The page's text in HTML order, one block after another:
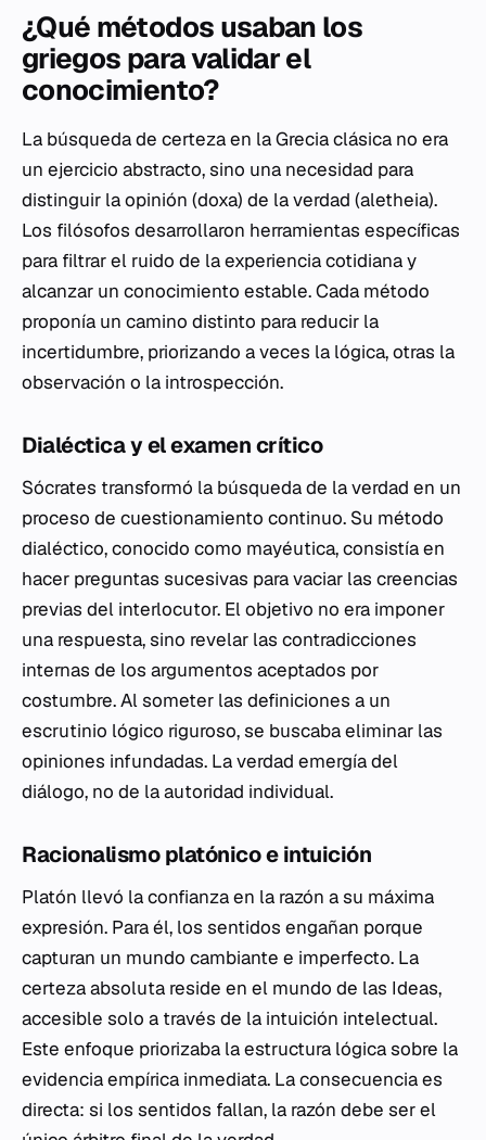
¿Qué métodos usaban los
griegos para validar el
conocimiento?
La búsqueda de certeza en la Grecia clásica no era
un ejercicio abstracto, sino una necesidad para
distinguir la opinión (doxa) de la verdad (aletheia).
Los filósofos desarrollaron herramientas específicas
para filtrar el ruido de la experiencia cotidiana y
alcanzar un conocimiento estable. Cada método
proponía un camino distinto para reducir la
incertidumbre, priorizando a veces la lógica, otras la
observación o la introspección.
Dialéctica y el examen crítico
Sócrates transformó la búsqueda de la verdad en un
proceso de cuestionamiento continuo. Su método
dialéctico, conocido como mayéutica, consistía en
hacer preguntas sucesivas para vaciar las creencias
previas del interlocutor. El objetivo no era imponer
una respuesta, sino revelar las contradicciones
internas de los argumentos aceptados por
costumbre. Al someter las definiciones a un
escrutinio lógico riguroso, se buscaba eliminar las
opiniones infundadas. La verdad emergía del
diálogo, no de la autoridad individual.
Racionalismo platónico e intuición
Platón llevó la confianza en la razón a su máxima
expresión. Para él, los sentidos engañan porque
capturan un mundo cambiante e imperfecto. La
certeza absoluta reside en el mundo de las Ideas,
accesible solo a través de la intuición intelectual.
Este enfoque priorizaba la estructura lógica sobre la
evidencia empírica inmediata. La consecuencia es
directa: si los sentidos fallan, la razón debe ser el